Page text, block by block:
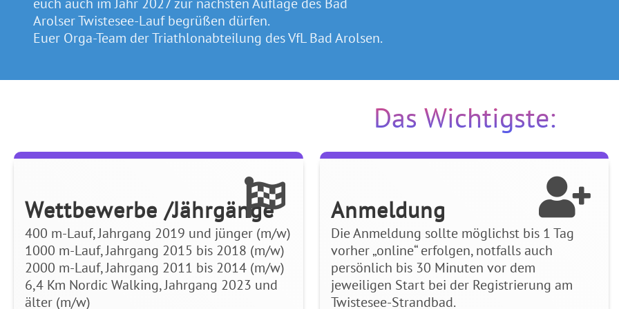
Arolser Twistesee-Lauf begrüßen dürfen.
Euer Orga-Team der Triathlonabteilung des VfL Bad Arolsen.
Das Wichtigste:
Wettbewerbe /Jährgänge
400 m-Lauf, Jahrgang 2019 und jünger (m/w)
1000 m-Lauf, Jahrgang 2015 bis 2018 (m/w)
2000 m-Lauf, Jahrgang 2011 bis 2014 (m/w)
6,4 Km Nordic Walking, Jahrgang 2023 und
älter (m/w)
Anmeldung
Die Anmeldung sollte möglichst bis 1 Tag
vorher „online“ erfolgen, notfalls auch
persönlich bis 30 Minuten vor dem
jeweiligen Start bei der Registrierung am
Twistesee-Strandbad.